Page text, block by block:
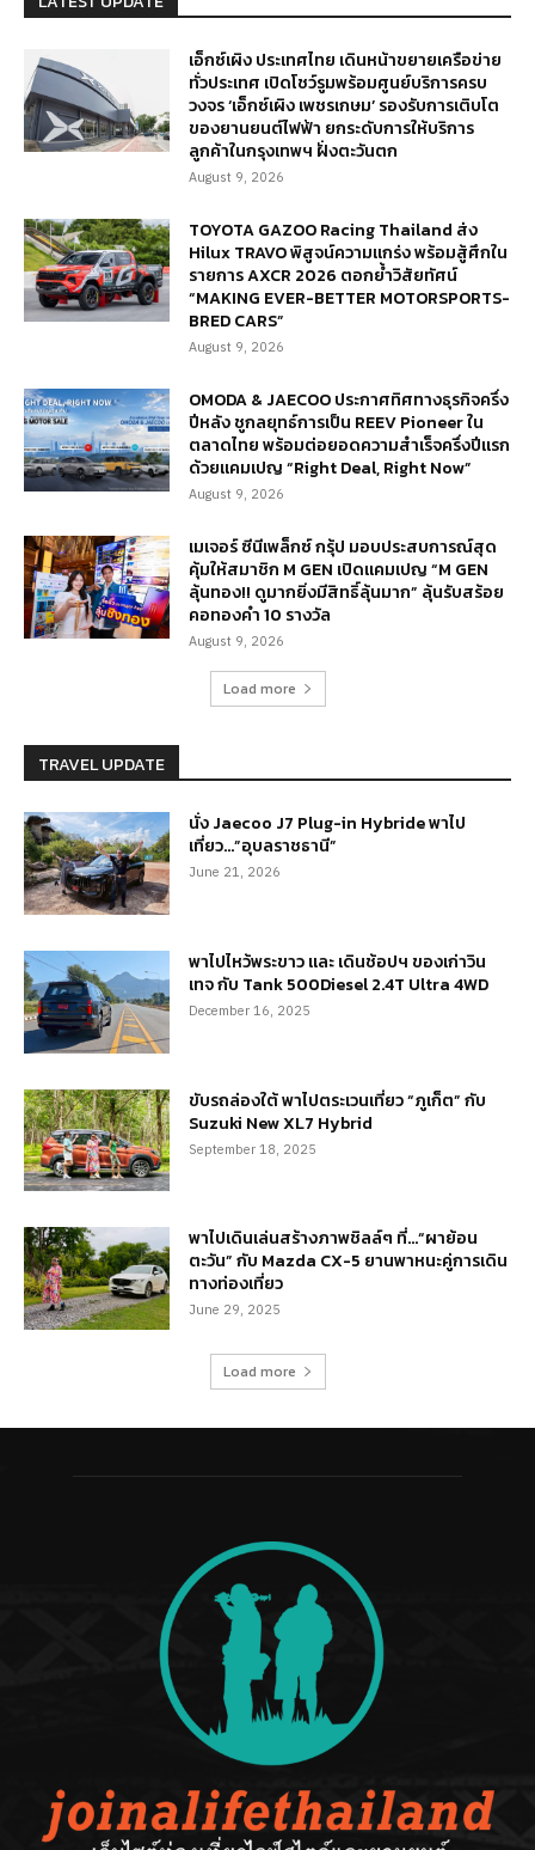
เอ็กซ์เผิง ประเทศไทย เดินหน้าขยายเครือข่าย
ทั่วประเทศ เปิดโชว์รูมพร้อมศูนย์บริการครบ
วงจร ‘เอ็กซ์เผิง เพชรเกษม’ รองรับการเติบโต
ของยานยนต์ไฟฟ้า ยกระดับการให้บริการ
ลูกค้าในกรุงเทพฯ ฝั่งตะวันตก
August 9, 2026
TOYOTA GAZOO Racing Thailand ส่ง
Hilux TRAVO พิสูจน์ความแกร่ง พร้อมสู้ศึกใน
รายการ AXCR 2026 ตอกย้ำวิสัยทัศน์
“MAKING EVER-BETTER MOTORSPORTS-
BRED CARS”
August 9, 2026
OMODA & JAECOO ประกาศทิศทางธุรกิจครึ่ง
ปีหลัง ชูกลยุทธ์การเป็น REEV Pioneer ใน
ตลาดไทย พร้อมต่อยอดความสำเร็จครึ่งปีแรก
ด้วยแคมเปญ “Right Deal, Right Now”
August 9, 2026
เมเจอร์ ซีนีเพล็กซ์ กรุ้ป มอบประสบการณ์สุด
คุ้มให้สมาชิก M GEN เปิดแคมเปญ “M GEN
ลุ้นทอง!! ดูมากยิ่งมีสิทธิ์ลุ้นมาก” ลุ้นรับสร้อย
คอทองคำ 10 รางวัล
August 9, 2026
Load more
TRAVEL UPDATE
นั่ง Jaecoo J7 Plug-in Hybride พาไป
เที่ยว…”อุบลราชธานี”
June 21, 2026
พาไปไหว้พระขาว และ เดินช้อปฯ ของเก่าวิน
เทจ กับ Tank 500Diesel 2.4T Ultra 4WD
December 16, 2025
ขับรถล่องใต้ พาไปตระเวนเที่ยว “ภูเก็ต” กับ
Suzuki New XL7 Hybrid
September 18, 2025
พาไปเดินเล่นสร้างภาพชิลล์ๆ ที่…“ผาย้อน
ตะวัน” กับ Mazda CX-5 ยานพาหนะคู่การเดิน
ทางท่องเที่ยว
June 29, 2025
Load more